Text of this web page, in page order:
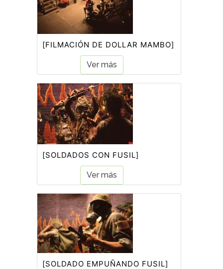
[FILMACIÓN DE DOLLAR MAMBO]
Ver más
[SOLDADOS CON FUSIL]
Ver más
[SOLDADO EMPUÑANDO FUSIL]